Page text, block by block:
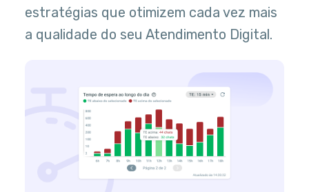
estratégias que otimizem cada vez mais
a qualidade do seu Atendimento Digital.